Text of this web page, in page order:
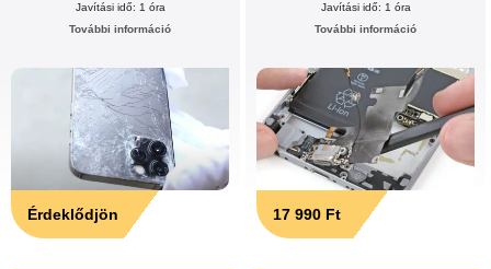
Javítási idő: 1 óra
További információ
Érdeklődjön
Javítási idő: 1 óra
További információ
17 990 Ft